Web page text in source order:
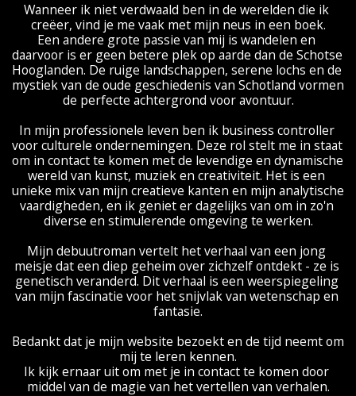
Wanneer ik niet verdwaald ben in de werelden die ik
creëer, vind je me vaak met mijn neus in een boek.
Een andere grote passie van mij is wandelen en
daarvoor is er geen betere plek op aarde dan de Schotse
Hooglanden. De ruige landschappen, serene lochs en de
mystiek van de oude geschiedenis van Schotland vormen
de perfecte achtergrond voor avontuur.
In mijn professionele leven ben ik business controller
voor culturele ondernemingen. Deze rol stelt me in staat
om in contact te komen met de levendige en dynamische
wereld van kunst, muziek en creativiteit. Het is een
unieke mix van mijn creatieve kanten en mijn analytische
vaardigheden, en ik geniet er dagelijks van om in zo'n
diverse en stimulerende omgeving te werken.
Mijn debuutroman vertelt het verhaal van een jong
meisje dat een diep geheim over zichzelf ontdekt - ze is
genetisch veranderd. Dit verhaal is een weerspiegeling
van mijn fascinatie voor het snijvlak van wetenschap en
fantasie.
Bedankt dat je mijn website bezoekt en de tijd neemt om
mij te leren kennen.
Ik kijk ernaar uit om met je in contact te komen door
middel van de magie van het vertellen van verhalen.